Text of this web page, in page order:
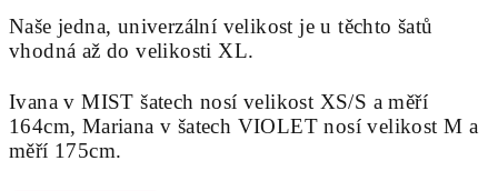
Naše jedna, univerzální velikost je u těchto šatů
vhodná až do velikosti XL.
Ivana v MIST šatech nosí velikost XS/S a měří
164cm, Mariana v šatech VIOLET nosí velikost M a
měří 175cm.